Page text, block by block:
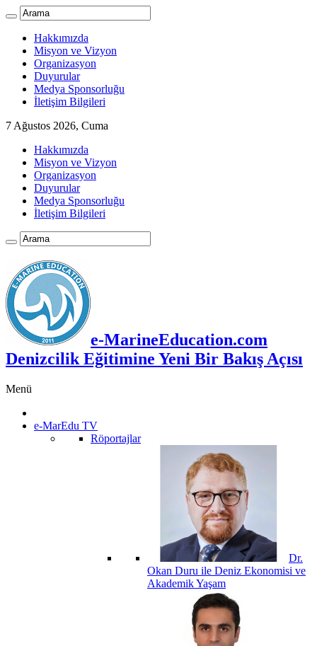
Hakkımızda
Misyon ve Vizyon
Organizasyon
Duyurular
Medya Sponsorluğu
İletişim Bilgileri
7 Ağustos 2026, Cuma
Hakkımızda
Misyon ve Vizyon
Organizasyon
Duyurular
Medya Sponsorluğu
İletişim Bilgileri
e-MarineEducation.com
Denizcilik Eğitimine Yeni Bir Bakış Açısı
Menü
e-MarEdu TV
Röportajlar
Dr.
Okan Duru ile Deniz Ekonomisi ve
Akademik Yaşam